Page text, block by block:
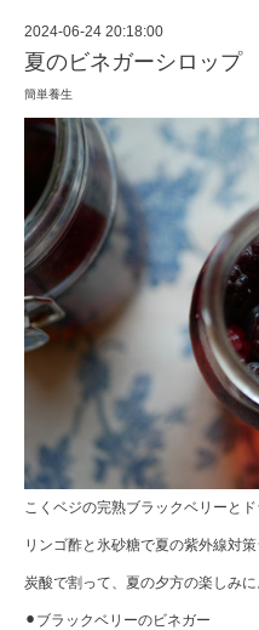
2024-06-24 20:18:00
夏のビネガーシロップ
簡単養生
こくベジの完熟ブラックベリーと
リンゴ酢と氷砂糖で夏の紫外線対策
炭酸で割って、夏の夕方の楽しみに
⚫︎ブラックベリーのビネガー